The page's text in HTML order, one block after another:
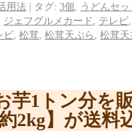
用法 | タグ: 3個
うどんセッ
ジェフグルメカード テレビ
ビ 松茸 松茸天ぷら
松茸天
芋1トン分を
2kg】が送料